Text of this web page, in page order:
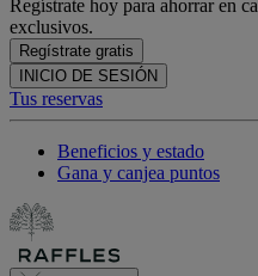
Regístrate hoy para ahorrar en
exclusivos.
Regístrate gratis
INICIO DE SESIÓN
Tus reservas
Beneficios y estado
Gana y canjea puntos